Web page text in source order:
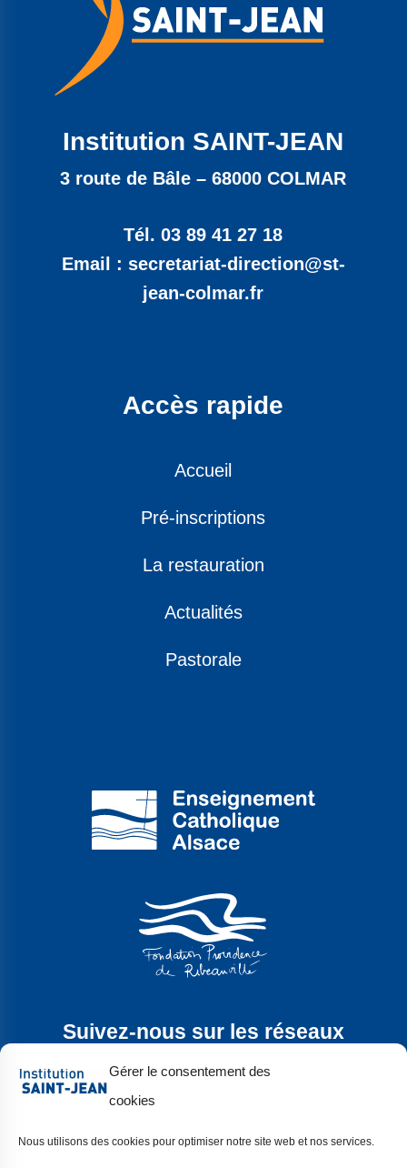
Gérer le consentement des
cookies
Nous utilisons des cookies pour optimiser notre site web et nos services.
Institution SAINT-JEAN
3 route de Bâle – 68000 COLMAR
Tél. 03 89 41 27 18
Email : secretariat-direction@st-
jean-colmar.fr
Accès rapide
Accueil
Pré-inscriptions
La restauration
Actualités
Pastorale
Suivez-nous sur les réseaux